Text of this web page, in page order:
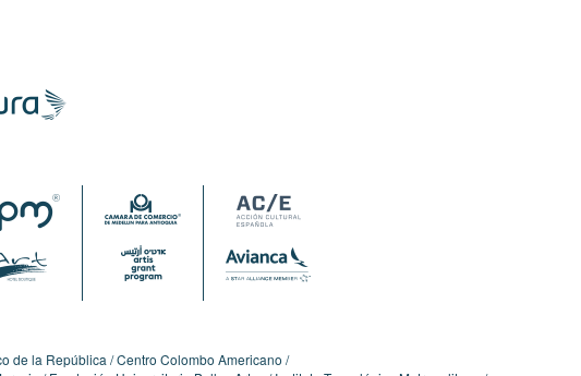
de la República Centro Colombo Americano